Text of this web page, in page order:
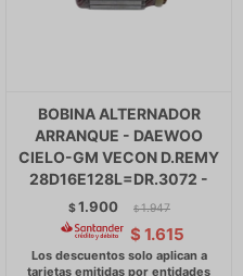
BOBINA ALTERNADOR
ARRANQUE - DAEWOO
CIELO-GM VECON D.REMY
28D16E128L=DR.3072 -
$1.900 $ 1.947
$ 1.615